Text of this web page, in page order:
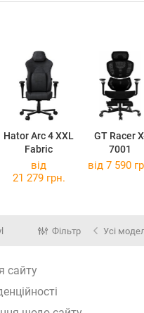
Hator Arc 4 XXL
Fabric
GT Racer
7001
від
21 279 грн.
від 7 590
Фільтр Усі
сайту